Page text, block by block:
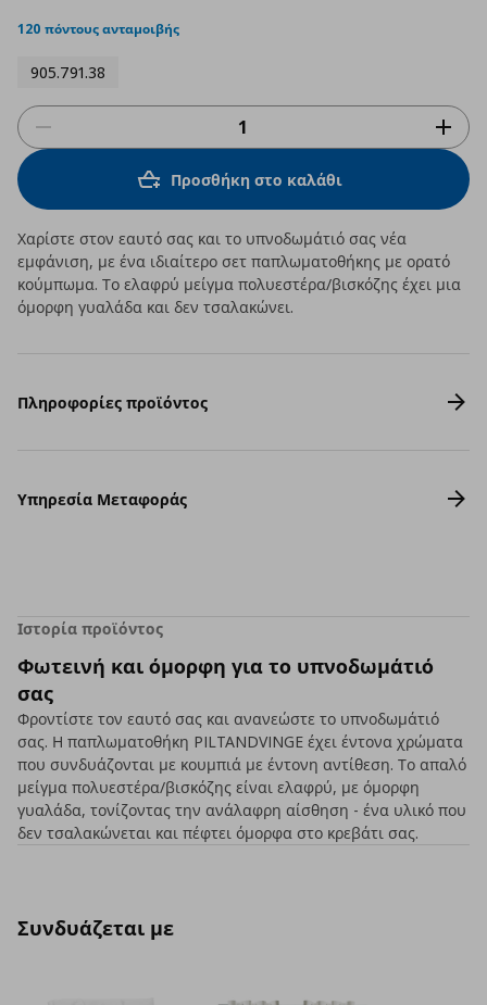
rating
120 πόντους ανταμοιβής
905.791.38
Προσθήκη στο καλάθι
Χαρίστε στον εαυτό σας και το υπνοδωμάτιό σας νέα
εμφάνιση, με ένα ιδιαίτερο σετ παπλωματοθήκης με ορατό
κούμπωμα. Το ελαφρύ μείγμα πολυεστέρα/βισκόζης έχει μια
όμορφη γυαλάδα και δεν τσαλακώνει.
Πληροφορίες προϊόντος
Υπηρεσία Μεταφοράς
Ιστορία προϊόντος
Φωτεινή και όμορφη για το υπνοδωμάτιό
σας
Φροντίστε τον εαυτό σας και ανανεώστε το υπνοδωμάτιό
σας. Η παπλωματοθήκη PILTANDVINGE έχει έντονα χρώματα
που συνδυάζονται με κουμπιά με έντονη αντίθεση. Το απαλό
μείγμα πολυεστέρα/βισκόζης είναι ελαφρύ, με όμορφη
γυαλάδα, τονίζοντας την ανάλαφρη αίσθηση - ένα υλικό που
δεν τσαλακώνεται και πέφτει όμορφα στο κρεβάτι σας.
Συνδυάζεται με